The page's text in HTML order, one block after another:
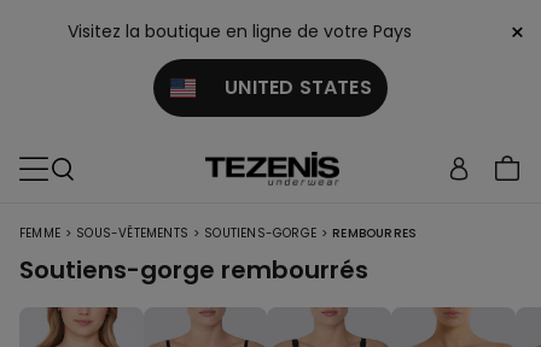
Visitez la boutique en ligne de votre Pays
UNITED STATES
×
FEMME > SOUS-VÊTEMENTS > SOUTIENS-GORGE > REMBOURRES
Soutiens-gorge rembourrés